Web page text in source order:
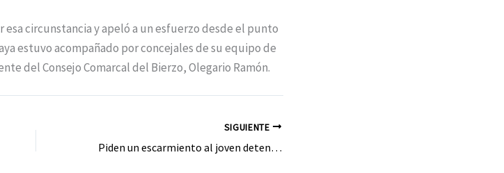
circunstancia y apeló a un esfuerzo desde el punto
estuvo acompañado por concejales de su equipo de
del Consejo Comarcal del Bierzo, Olegario Ramón.
SIGUIENTE
Piden un escarmiento al joven detenido por pintarrajear fachadas, desde Camponaraya a Cuatrovientos: «que limpie lo que ensució».